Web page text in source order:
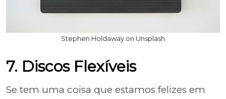
Stephen Holdaway on Unsplash
7. Discos Flexíveis
Se tem uma coisa que estamos felizes em